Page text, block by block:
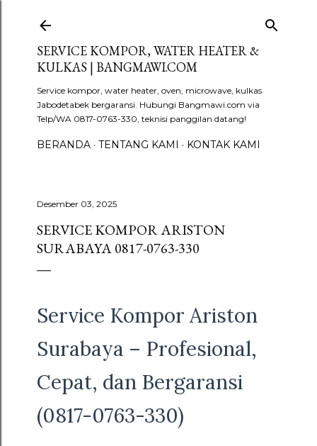
SERVICE KOMPOR, WATER HEATER &
KULKAS | BANGMAWI.COM
Service kompor, water heater, oven, microwave, kulkas
Jabodetabek bergaransi. Hubungi Bangmawi.com via
Telp/WA 0817-0763-330, teknisi panggilan datang!
BERANDA TENTANG KAMI KONTAK KAMI
Desember 03, 2025
SERVICE KOMPOR ARISTON
SURABAYA 0817-0763-330
Service Kompor Ariston
Surabaya – Profesional,
Cepat, dan Bergaransi
(0817-0763-330)